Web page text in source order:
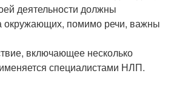
деятельности должны
окружающих, помимо речи, важны
включающее несколько
специалистами НЛП.